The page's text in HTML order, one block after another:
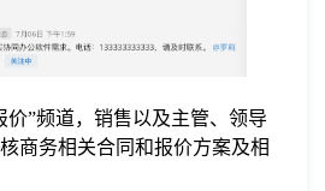
价”频道，销售以及主管、领导
商务相关合同和报价方案及相